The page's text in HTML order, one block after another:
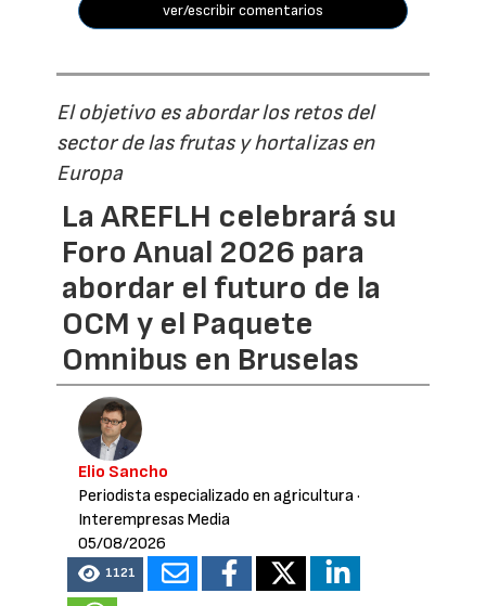
ver/escribir comentarios
El objetivo es abordar los retos del
sector de las frutas y hortalizas en
Europa
La AREFLH celebrará su
Foro Anual 2026 para
abordar el futuro de la
OCM y el Paquete
Omnibus en Bruselas
Elio Sancho
Periodista especializado en agricultura·
Interempresas Media
05/08/2026
1121